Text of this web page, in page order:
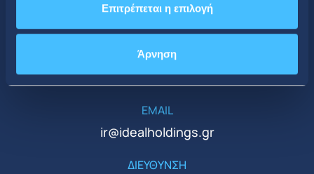
Επιτρέπεται η επιλογή
Άρνηση
Κεντρικά Γραφεία
ΤΗΛΕΦΩΝΟ
+30 210 51 93 500
EMAIL
ir@idealholdings.gr
ΔΙΕΥΘΥΝΣΗ